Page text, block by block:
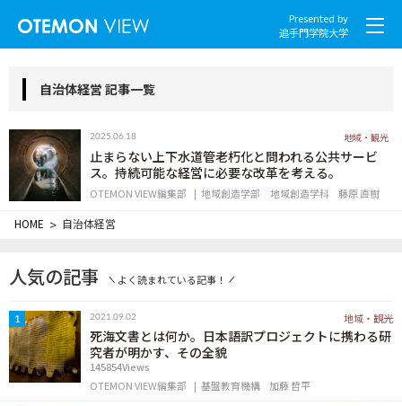
Presented by
追手門学院大学
社会とくらし
グローバル
こころとからだ
IT・メディア
地域・観光
自治体経営 記事一覧
2025.06.18 地域・観光
止まらない上下水道管老朽化と問われる公共サービ
ス。持続可能な経営に必要な改革を考える。
OTEMON VIEW編集部 地域創造学部 地域創造学科 藤原 直樹
HOME > 自治体経営
人気の記事 よく読まれている記事！
1 2021.09.02 地域・観光
死海文書とは何か。日本語訳プロジェクトに携わる研
究者が明かす、その全貌
145854Views
OTEMON VIEW編集部
基盤教育機構 加藤 哲平